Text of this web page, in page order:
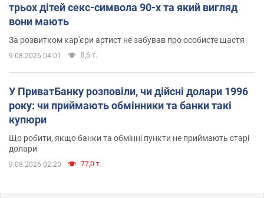
трьох дітей секс-символа 90-х та який вигляд
вони мають
За розвитком кар'єри артист не забував про особисте щастя
9.08.2026 04:01 8,6 т.
У ПриватБанку розповіли, чи дійсні долари 1996
року: чи приймають обмінники та банки такі
купюри
Що робити, якщо банки та обмінні пункти не приймають старі
долари
9.08.2026 02:20 77,0 т.